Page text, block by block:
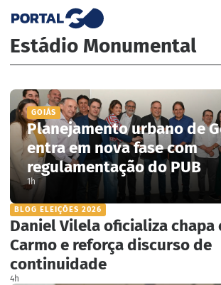
Estádio Monumental
GOIÁS
Planejamento urbano de
entra em nova fase com
regulamentação do PUB
1h
BLOG ELEIÇÕES 2026
Daniel Vilela oficializa chapa
Carmo e reforça discurso de
continuidade
4h